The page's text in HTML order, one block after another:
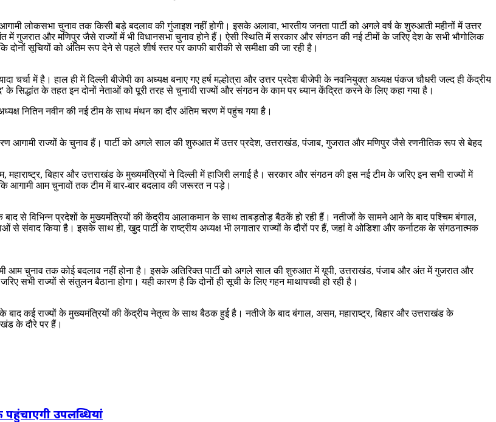
लोकसभा चुनाव तक किसी बड़े बदलाव की गुंजाइश नहीं होगी। इसके अलावा, भारतीय जनता पार्टी को अगले वर्ष के शुरुआती महीनों में उत्तर
गुजरात और मणिपुर जैसे राज्यों में भी विधानसभा चुनाव होने हैं। ऐसी स्थिति में सरकार और संगठन की नई टीमों के जरिए देश के सभी भौगोलिक
सूचियों को अंतिम रूप देने से पहले शीर्ष स्तर पर काफी बारीकी से समीक्षा की जा रही है।
में है। हाल ही में दिल्ली बीजेपी का अध्यक्ष बनाए गए हर्ष मल्होत्रा और उत्तर प्रदेश बीजेपी के नवनियुक्त अध्यक्ष पंकज चौधरी जल्द ही केंद्रीय
सिद्धांत के तहत इन दोनों नेताओं को पूरी तरह से चुनावी राज्यों और संगठन के काम पर ध्यान केंद्रित करने के लिए कहा गया है।
नितिन नवीन की नई टीम के साथ मंथन का दौर अंतिम चरण में पहुंच गया है।
आगामी राज्यों के चुनाव हैं। पार्टी को अगले साल की शुरुआत में उत्तर प्रदेश, उत्तराखंड, पंजाब, गुजरात और मणिपुर जैसे रणनीतिक रूप से बेहद
बिहार और उत्तराखंड के मुख्यमंत्रियों ने दिल्ली में हाजिरी लगाई है। सरकार और संगठन की इस नई टीम के जरिए इन सभी राज्यों में
आगामी आम चुनावों तक टीम में बार-बार बदलाव की जरूरत न पड़े।
बाद से विभिन्न प्रदेशों के मुख्यमंत्रियों की केंद्रीय आलाकमान के साथ ताबड़तोड़ बैठकें हो रही हैं। नतीजों के सामने आने के बाद पश्चिम बंगाल,
संवाद किया है। इसके साथ ही, खुद पार्टी के राष्ट्रीय अध्यक्ष भी लगातार राज्यों के दौरों पर हैं, जहां वे ओडिशा और कर्नाटक के संगठनात्मक
आम चुनाव तक कोई बदलाव नहीं होना है। इसके अतिरिक्त पार्टी को अगले साल की शुरुआत में यूपी, उत्तराखंड, पंजाब और अंत में गुजरात और
सभी राज्यों से संतुलन बैठाना होगा। यही कारण है कि दोनों ही सूची के लिए गहन माथापच्ची हो रही है।
के बाद कई राज्यों के मुख्यमंत्रियों की केंद्रीय नेतृत्व के साथ बैठक हुई है। नतीजे के बाद बंगाल, असम, महाराष्ट्र, बिहार और उत्तराखंड के
के दौरे पर हैं।
उपलब्धियां